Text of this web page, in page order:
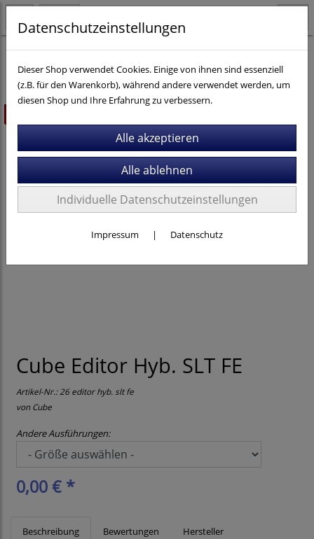
Fahrräder Cross / Gravel Cube
Cube Editor Hyb. SLT FE
Artikel-Nr.:26 editor hyb. slt fe
vonCube
Andere Ausführungen:
0,00 € *
Beschreibung Bewertungen Hersteller
Datenschutzeinstellungen
Dieser Shop verwendet Cookies. Einige von ihnen sind essenziell
(z.B. für den Warenkorb), während andere verwendet werden, um
diesen Shop und Ihre Erfahrung zu verbessern.
Individuelle Datenschutzeinstellungen
Impressum | Datenschutz